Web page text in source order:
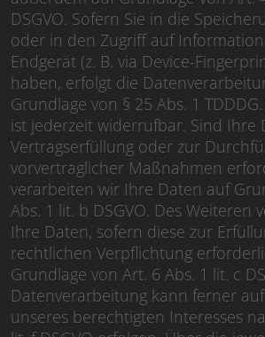
DSGVO. Sofern Sie in die
oder in den Zugriff auf
Endgerät (z. B. via Device-
haben, erfolgt die
Grundlage von § 25 Abs. 1
ist jederzeit widerrufbar. Sind Ihre
Vertragserfüllung oder zur
vorvertraglicher Maßnahmen
verarbeiten wir Ihre Daten auf
Abs. 1 lit. b DSGVO. Des Weiteren
Ihre Daten, sofern diese zur
rechtlichen Verpflichtung
Grundlage von Art. 6 Abs. 1 lit. c
Datenverarbeitung kann ferner
unseres berechtigten Interesses